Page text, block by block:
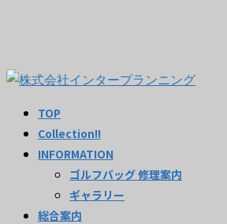
TOP
Collection!!
INFORMATION
ゴルフバッグ 修理案内
ギャラリー
総合案内